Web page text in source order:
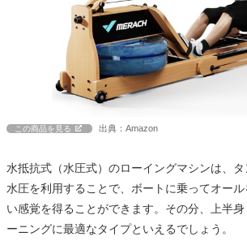
この商品を見る 出典：Amazon
水抵抗式（水圧式）のローイングマシンは、
水圧を利用することで、ボートに乗ってオー
い感覚を得ることができます。その分、上半
ーニングに最適なタイプといえるでしょう。